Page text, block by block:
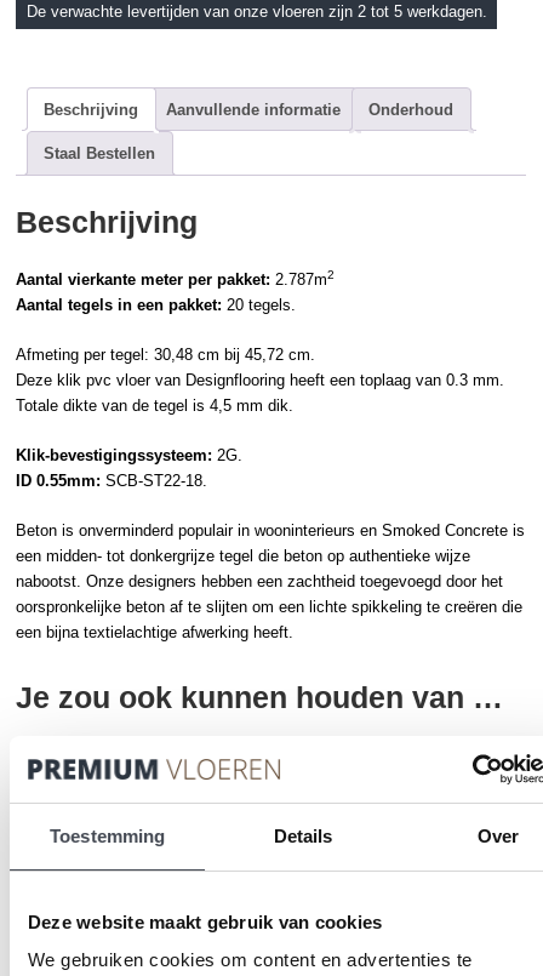
Toestemming Details Over
Deze website maakt gebruik van cookies
We gebruiken cookies om content en advertenties te
De verwachte levertijden van onze vloeren zijn 2 tot 5 werkdagen.
Beschrijving Aanvullende informatie Onderhoud
Staal Bestellen
Beschrijving
Aantal vierkante meter per pakket: 2.787m2
Aantal tegels in een pakket: 20 tegels.
Afmeting per tegel: 30,48 cm bij 45,72 cm.
Dezeklik pvc vloer van Designflooring heeft een toplaag van 0.3 mm.
Totale dikte van de tegel is 4,5 mm dik.
Klik-bevestigingssysteem: 2G.
ID 0.55mm: SCB-ST22-18.
Beton is onverminderd populair in wooninterieurs en Smoked Concrete is
een midden- tot donkergrijze tegel diebeton op authentieke wijze
nabootst. Onze designers hebben een zachtheid toegevoegd door het
oorspronkelijke beton af te slijten om een lichte spikkeling te creëren die
een bijna textielachtige afwerking heeft.
Je zou ook kunnen houden van …